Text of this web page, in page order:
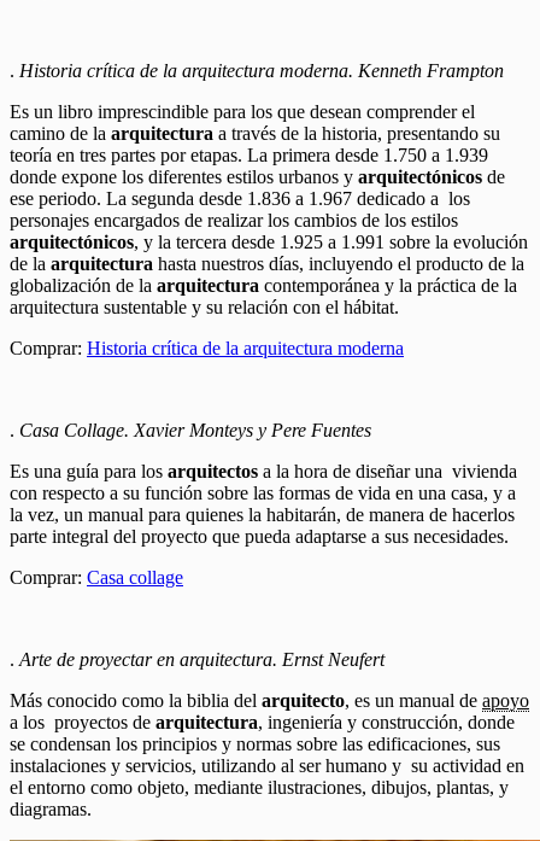
. Historia crítica de la arquitectura moderna. Kenneth Frampton
Es un libro imprescindible para los que desean comprender el
camino de la arquitectura a través de la historia, presentando su
teoría en tres partes por etapas. La primera desde 1.750 a 1.939
donde expone los diferentes estilos urbanos y arquitectónicos de
ese periodo. La segunda desde 1.836 a 1.967 dedicado a los
personajes encargados de realizar los cambios de los estilos
arquitectónicos, y la tercera desde 1.925 a 1.991 sobre la evolución
de la arquitectura hasta nuestros días, incluyendo el producto de la
globalización de la arquitectura contemporánea y la práctica de la
arquitectura sustentable y su relación con el hábitat.
Comprar: Historia crítica de la arquitectura moderna
. Casa Collage. Xavier Monteys y Pere Fuentes
Es una guía para los arquitectos a la hora de diseñar una vivienda
con respecto a su función sobre las formas de vida en una casa, y a
la vez, un manual para quienes la habitarán, de manera de hacerlos
parte integral del proyecto que pueda adaptarse a sus necesidades.
Comprar: Casa collage
. Arte de proyectar en arquitectura. Ernst Neufert
Más conocido como la biblia del arquitecto, es un manual de apoyo
a los proyectos de arquitectura, ingeniería y construcción, donde
se condensan los principios y normas sobre las edificaciones, sus
instalaciones y servicios, utilizando al ser humano y su actividad en
el entorno como objeto, mediante ilustraciones, dibujos, plantas, y
diagramas.